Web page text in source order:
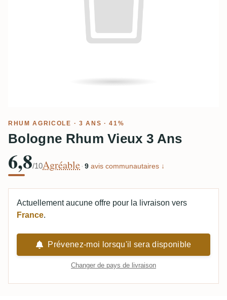
RHUM AGRICOLE · 3 ANS · 41%
Bologne Rhum Vieux 3 Ans
6,8/10Agréable · 9 avis communautaires ↓
Actuellement aucune offre pour la livraison vers
France.
Prévenez-moi lorsqu'il sera disponible
Changer de pays de livraison